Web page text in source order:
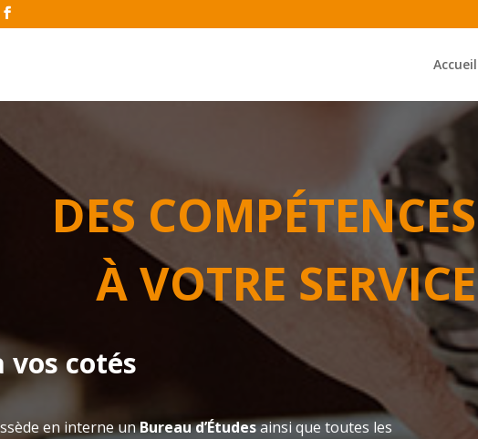
Accueil
DES COMPÉTENCES
À VOTRE SERVICE
vos cotés
en interne unBureau d’Étudesainsi que toutes les